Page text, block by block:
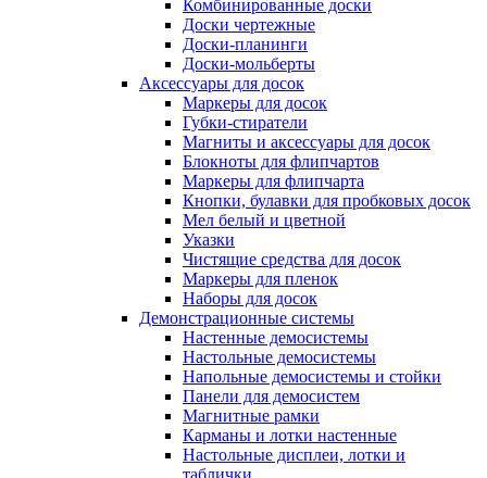
Комбинированные доски
Доски чертежные
Доски-планинги
Доски-мольберты
Аксессуары для досок
Маркеры для досок
Губки-стиратели
Магниты и аксессуары для досок
Блокноты для флипчартов
Маркеры для флипчарта
Кнопки, булавки для пробковых досок
Мел белый и цветной
Указки
Чистящие средства для досок
Маркеры для пленок
Наборы для досок
Демонстрационные системы
Настенные демосистемы
Настольные демосистемы
Напольные демосистемы и стойки
Панели для демосистем
Магнитные рамки
Карманы и лотки настенные
Настольные дисплеи, лотки и